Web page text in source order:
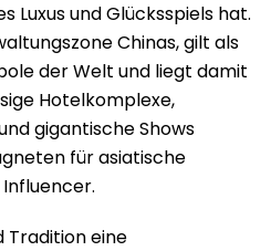
Luxus und Glücksspiels hat.
Chinas, gilt als
der Welt und liegt damit
Hotelkomplexe,
gigantische Shows
für asiatische
Tradition eine